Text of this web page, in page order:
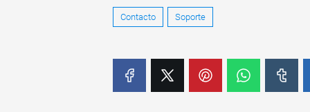
Contacto Soporte